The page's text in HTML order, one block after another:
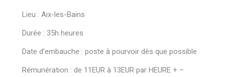
Lieu : Aix-les-Bains
Durée : 35h heures
Date d’embauche : poste à pourvoir dès que possible
Rémunération : de 11EUR à 13EUR par HEURE + –